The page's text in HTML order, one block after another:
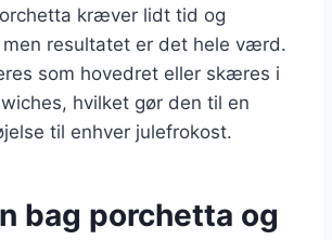
kræver lidt tid og
resultatet er det hele værd.
som hovedret eller skæres i
hvilket gør den til en
til enhver julefrokost.
bag porchetta og